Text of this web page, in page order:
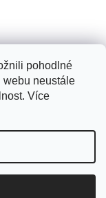
pohodlné
webu neustále
Více